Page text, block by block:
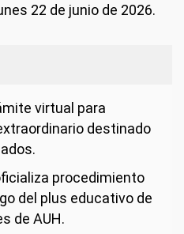
22 de junio de 2026.
virtual para
destinado
procedimiento
del plus educativo de
de AUH.